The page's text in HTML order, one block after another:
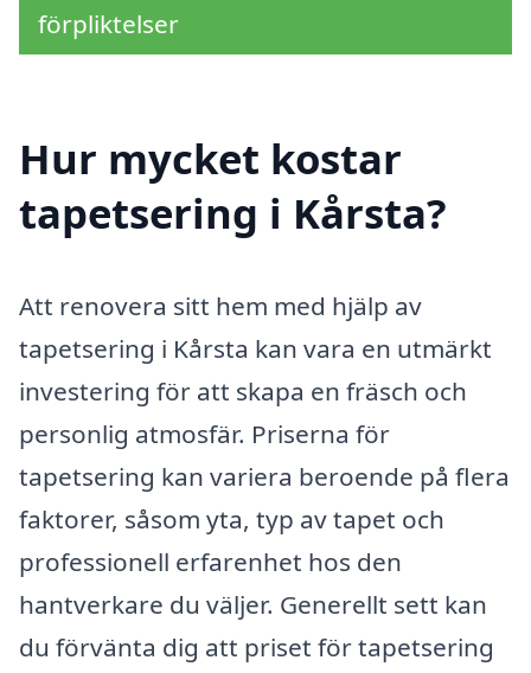
förpliktelser
Hur mycket kostar
tapetsering i Kårsta?
Att renovera sitt hem med hjälp av
tapetsering i Kårsta kan vara en utmärkt
investering för att skapa en fräsch och
personlig atmosfär. Priserna för
tapetsering kan variera beroende på flera
faktorer, såsom yta, typ av tapet och
professionell erfarenhet hos den
hantverkare du väljer. Generellt sett kan
du förvänta dig att priset för tapetsering